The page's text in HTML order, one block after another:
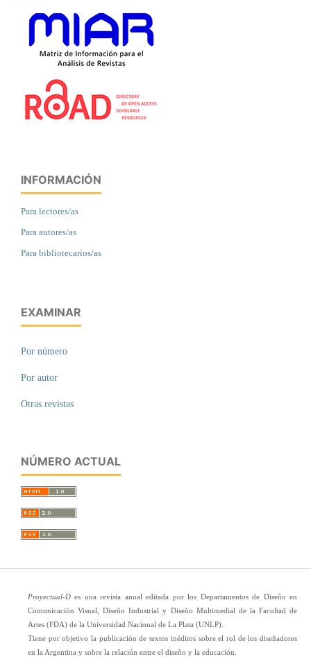
INFORMACIÓN
Para lectores/as
Para autores/as
Para bibliotecarios/as
EXAMINAR
Por número
Por autor
Otras revistas
NÚMERO ACTUAL
Proyectual-D es una revista anual editada por los Departamentos de Diseño en
Comunicación Visual, Diseño Industrial y Diseño Multimedial de la Facultad de
Artes (FDA) de la Universidad Nacional de La Plata (UNLP).
Tiene por objetivo la publicación de textos inéditos sobre el rol de los diseñadores
en la Argentina y sobre la relación entre el diseño y la educación.